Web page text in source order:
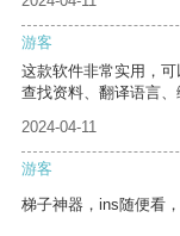
游客
这款软件非常实用，
查找资料、翻译语言、
2024-04-11
游客
梯子神器，ins随便看